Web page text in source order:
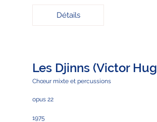
Détails
Les Djinns (Victor
Chœur mixte et percussions
opus 22
1975